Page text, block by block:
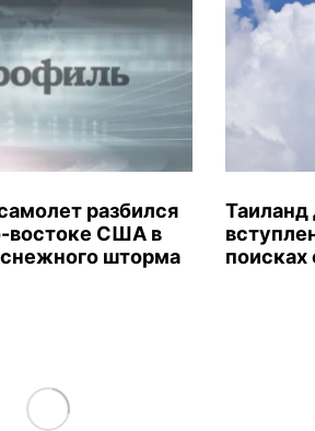
разбился
востоке США в
шторма
Таиланд
поисках
Load More